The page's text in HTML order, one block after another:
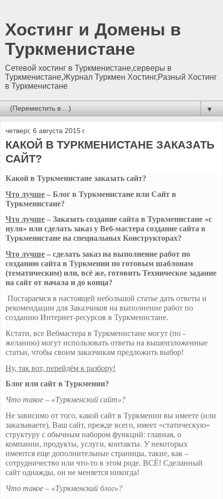
Хостинг и Домены в
Туркменистане
Сетевой хостинг в Туркменистане,серверы в
Туркменистане,Журнал Туркмен Хостинг,Разный Хостинг
в Туркменистане
▼
четверг, 6 августа 2015 г.
КАКОЙ В ТУРКМЕНИСТАНЕ ЗАКАЗАТЬ
САЙТ?
Какой в Туркменистане заказать сайт?
Что лучше – Блог в Туркменистане или Сайт в
Туркменистане?
Что лучше – Заказать создание сайта в Туркменистане «с
нуля» или сделать заказ у Веб-мастера создание сайта в
Туркменистане на специальных Конструкторах?
Что лучше – сделать заказ на выполнение работ по
созданию сайта в Туркмении по готовым шаблонам
(тематическим) или, всё же, готовить Техническое задание
на сайт от начала и до конца?
Постараемся в настоящей небольшой статье дать ответы и
рекомендации для Заказчиков на выполнение работ по
созданию Интернет-ресурсов в Туркменистане.
Кстати, все Вебмастера в Туркменистане могут (по -
желанию) могут использовать ответы на вышеизложенные
статьи, чтобы своим заказчикам предложить выбор!
Ну, так вот, перейдём к разбору!
Блог или сайт в Туркмении?
Что такое – «Туркменский сайт»?
Не зависимо от того, какой сайт в Туркмении вы имеете (или
заказываете), Ваш сайт, прежде всего, имеет «статическую»
структуру с обычным набором функций: главная, о
компании, продукты, услуги, контакты. У некоторых
имеются еще дополнительные страницы, такие, как –
сотрудничество или что-то в этом роде. ВСЁ! Сделанный
сайт однажды, он не меняется никогда!
Что такое – «Туркменский блог»?